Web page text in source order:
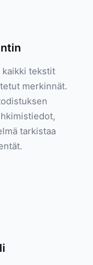
kaikki tekstit
merkinnät.
tarkistaa